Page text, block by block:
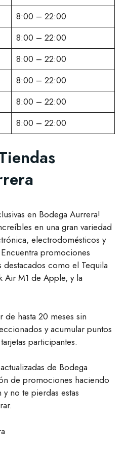
8:00 – 22:00
8:00 – 22:00
8:00 – 22:00
8:00 – 22:00
8:00 – 22:00
8:00 – 22:00
en Bodega Aurrera!
en una gran variedad
electrodomésticos y
promociones
como el Tequila
Air M1 de Apple, y la
de hasta 20 meses sin
y acumular puntos
participantes.
de Bodega
de promociones haciendo
no te pierdas estas